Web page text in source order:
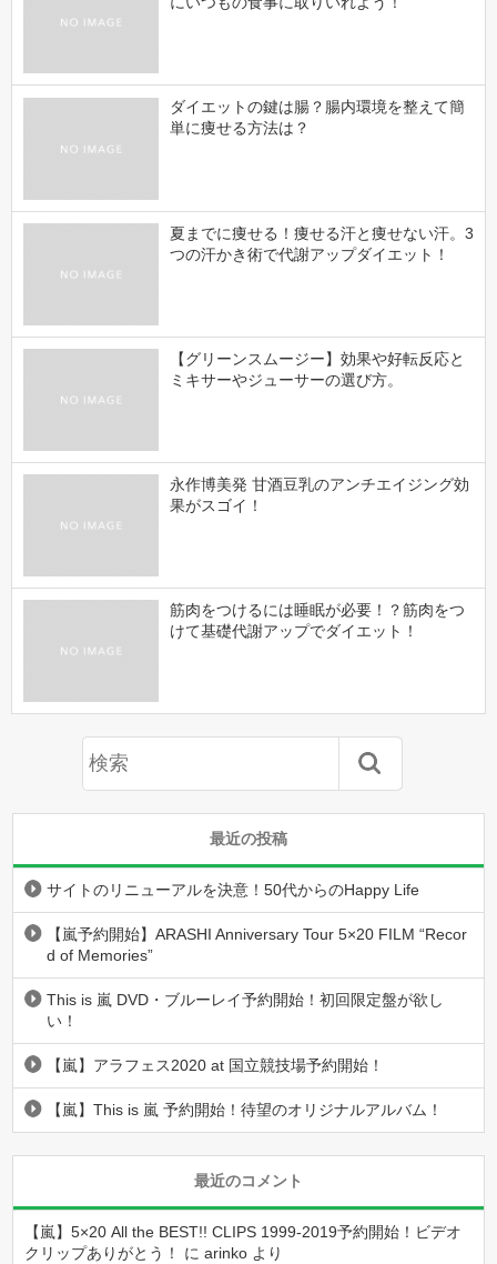
ダイエットの鍵は腸？腸内環境を整えて簡
単に痩せる方法は？
夏までに痩せる！痩せる汗と痩せない汗。3
つの汗かき術で代謝アップダイエット！
【グリーンスムージー】効果や好転反応と
ミキサーやジューサーの選び方。
永作博美発 甘酒豆乳のアンチエイジング効
果がスゴイ！
筋肉をつけるには睡眠が必要！？筋肉をつ
けて基礎代謝アップでダイエット！
最近の投稿
サイトのリニューアルを決意！50代からのHappy Life
【嵐予約開始】ARASHI Anniversary Tour 5×20 FILM “Recor
d of Memories”
This is 嵐 DVD・ブルーレイ予約開始！初回限定盤が欲し
い！
【嵐】アラフェス2020 at 国立競技場予約開始！
【嵐】This is 嵐 予約開始！待望のオリジナルアルバム！
最近のコメント
【嵐】5×20 All the BEST!! CLIPS 1999-2019予約開始！ビデオ
クリップありがとう！
にarinko より